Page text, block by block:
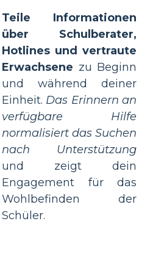
Teile Informationen
über Schulberater,
Hotlines und vertraute
Erwachsene zu Beginn
und während deiner
Einheit. Das Erinnern an
verfügbare Hilfe
normalisiert das Suchen
nach Unterstützung
und zeigt dein
Engagement für das
Wohlbefinden der
Schüler.